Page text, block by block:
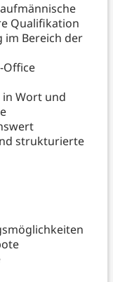
Qualifikation
im Bereich der
Office
in Wort und
strukturierte